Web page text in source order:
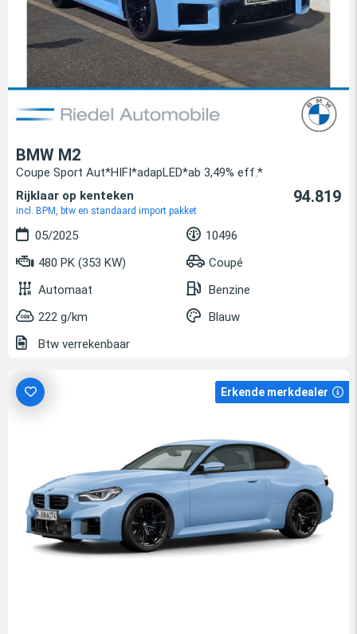
BMW M2
Coupe Sport Aut*HIFI*adapLED*ab 3,49% eff.*
Rijklaar op kenteken
incl. BPM, btw en standaard import pakket
94.819
05/2025
10496
480 PK (353 KW)
Coupé
Automaat
Benzine
222 g/km
Blauw
Btw verrekenbaar
Erkende merkdealer